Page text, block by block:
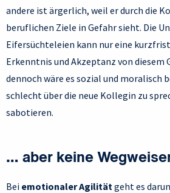
andere ist ärgerlich, weil er durch die
beruflichen Ziele in Gefahr sieht. Die
Eifersüchteleien kann nur eine
Erkenntnis und Akzeptanz von diesem
dennoch wäre es sozial und moralisch
schlecht über die neue Kollegin zu
sabotieren.
… aber keine
Bei emotionaler Agilität geht es